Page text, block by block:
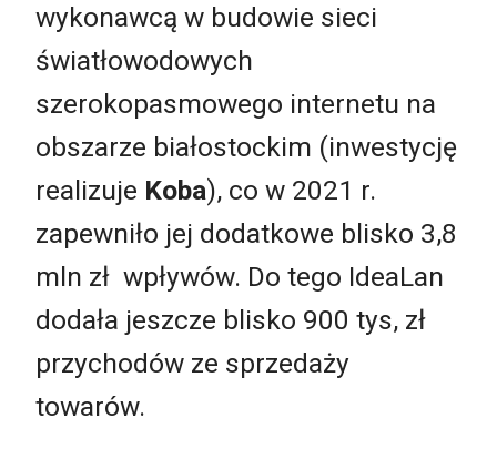
wykonawcą w budowie sieci
światłowodowych
szerokopasmowego internetu na
obszarze białostockim (inwestycję
realizuje Koba), co w 2021 r.
zapewniło jej dodatkowe blisko 3,8
mln zł wpływów. Do tego IdeaLan
dodała jeszcze blisko 900 tys, zł
przychodów ze sprzedaży
towarów.